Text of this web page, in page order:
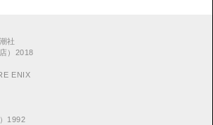
社
）2018
ENIX
1992